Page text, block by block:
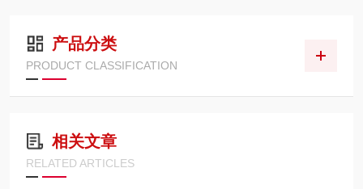
产品分类
PRODUCT CLASSIFICATION
相关文章
RELATED ARTICLES